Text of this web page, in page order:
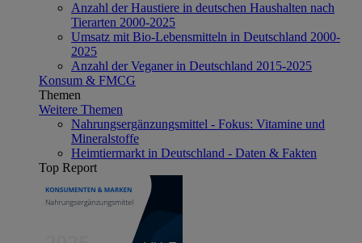
Anzahl der Haustiere in deutschen Haushalten nach
Tierarten 2000-2025
Umsatz mit Bio-Lebensmitteln in Deutschland 2000-
2025
Anzahl der Veganer in Deutschland 2015-2025
Konsum & FMCG
Themen
Weitere Themen
Nahrungsergänzungsmittel - Fokus: Vitamine und
Mineralstoffe
Heimtiermarkt in Deutschland - Daten & Fakten
Top Report